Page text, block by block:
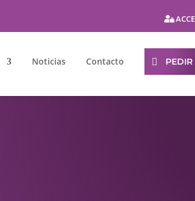
Noticias Contacto PEDIR